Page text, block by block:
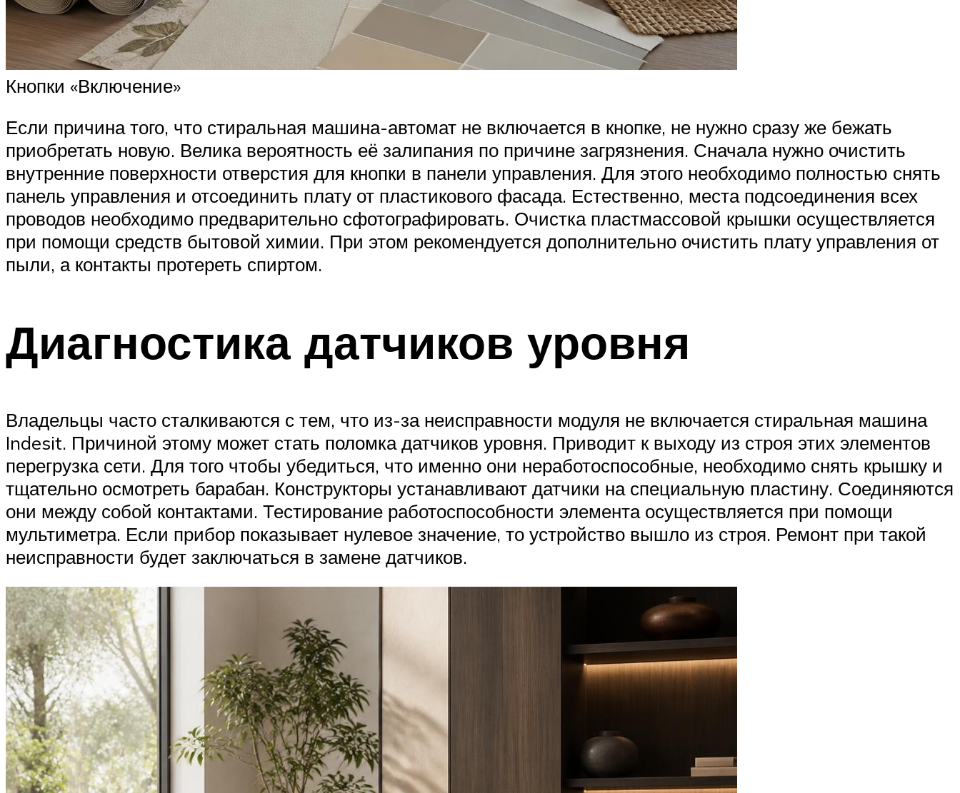
Кнопки «Включение»
Если причина того, что стиральная машина-автомат не включается в кнопке, не нужно сразу же бежать
приобретать новую. Велика вероятность её залипания по причине загрязнения. Сначала нужно очистить
внутренние поверхности отверстия для кнопки в панели управления. Для этого необходимо полностью снять
панель управления и отсоединить плату от пластикового фасада. Естественно, места подсоединения всех
проводов необходимо предварительно сфотографировать. Очистка пластмассовой крышки осуществляется
при помощи средств бытовой химии. При этом рекомендуется дополнительно очистить плату управления от
пыли, а контакты протереть спиртом.
Диагностика датчиков уровня
Владельцы часто сталкиваются с тем, что из-за неисправности модуля не включается стиральная машина
Indesit. Причиной этому может стать поломка датчиков уровня. Приводит к выходу из строя этих элементов
перегрузка сети. Для того чтобы убедиться, что именно они неработоспособные, необходимо снять крышку и
тщательно осмотреть барабан. Конструкторы устанавливают датчики на специальную пластину. Соединяются
они между собой контактами. Тестирование работоспособности элемента осуществляется при помощи
мультиметра. Если прибор показывает нулевое значение, то устройство вышло из строя. Ремонт при такой
неисправности будет заключаться в замене датчиков.